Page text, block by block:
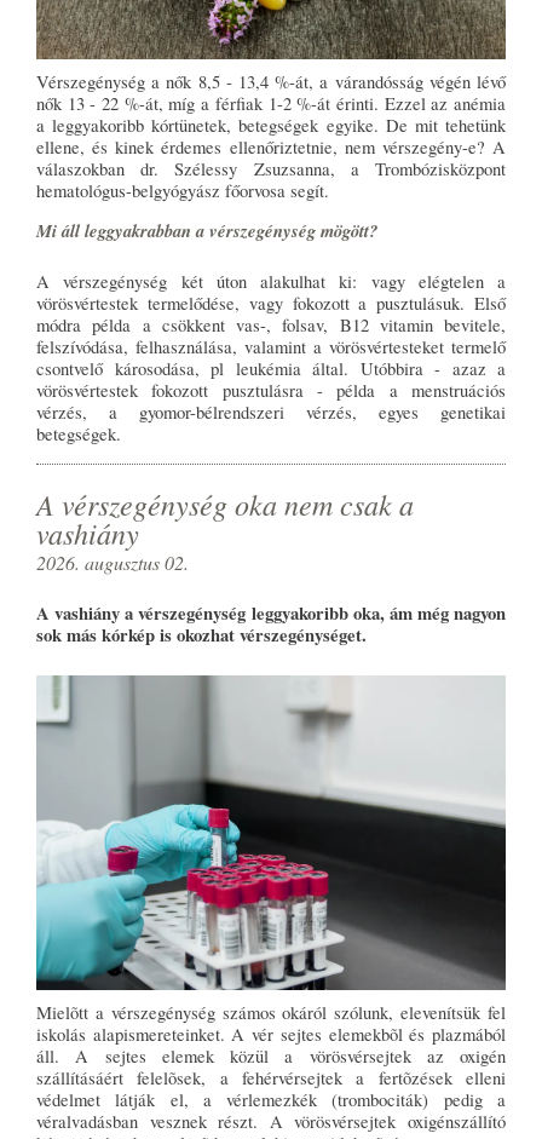
Vérszegénység a nők 8,5 - 13,4 %-át, a várandósság végén lévő
nők 13 - 22 %-át, míg a férfiak 1-2 %-át érinti. Ezzel az anémia
a leggyakoribb kórtünetek, betegségek egyike. De mit tehetünk
ellene, és kinek érdemes ellenőriztetnie, nem vérszegény-e? A
válaszokban dr. Szélessy Zsuzsanna, a Trombózisközpont
hematológus-belgyógyász főorvosa segít.
Mi áll leggyakrabban a vérszegénység mögött?
A vérszegénység két úton alakulhat ki: vagy elégtelen a
vörösvértestek termelődése, vagy fokozott a pusztulásuk. Első
módra példa a csökkent vas-, folsav, B12 vitamin bevitele,
felszívódása, felhasználása, valamint a vörösvértesteket termelő
csontvelő károsodása, pl leukémia által. Utóbbira - azaz a
vörösvértestek fokozott pusztulásra - példa a menstruációs
vérzés, a gyomor-bélrendszeri vérzés, egyes genetikai
betegségek.
A vérszegénység oka nem csak a
vashiány
2026. augusztus 02.
A vashiány a vérszegénység leggyakoribb oka, ám még nagyon
sok más kórkép is okozhat vérszegénységet.
Mielõtt a vérszegénység számos okáról szólunk, elevenítsük fel
iskolás alapismereteinket. A vér sejtes elemekbõl és plazmából
áll. A sejtes elemek közül a vörösvérsejtek az oxigén
szállításáért felelõsek, a fehérvérsejtek a fertõzések elleni
védelmet látják el, a vérlemezkék (trombociták) pedig a
véralvadásban vesznek részt. A vörösvérsejtek oxigénszállító